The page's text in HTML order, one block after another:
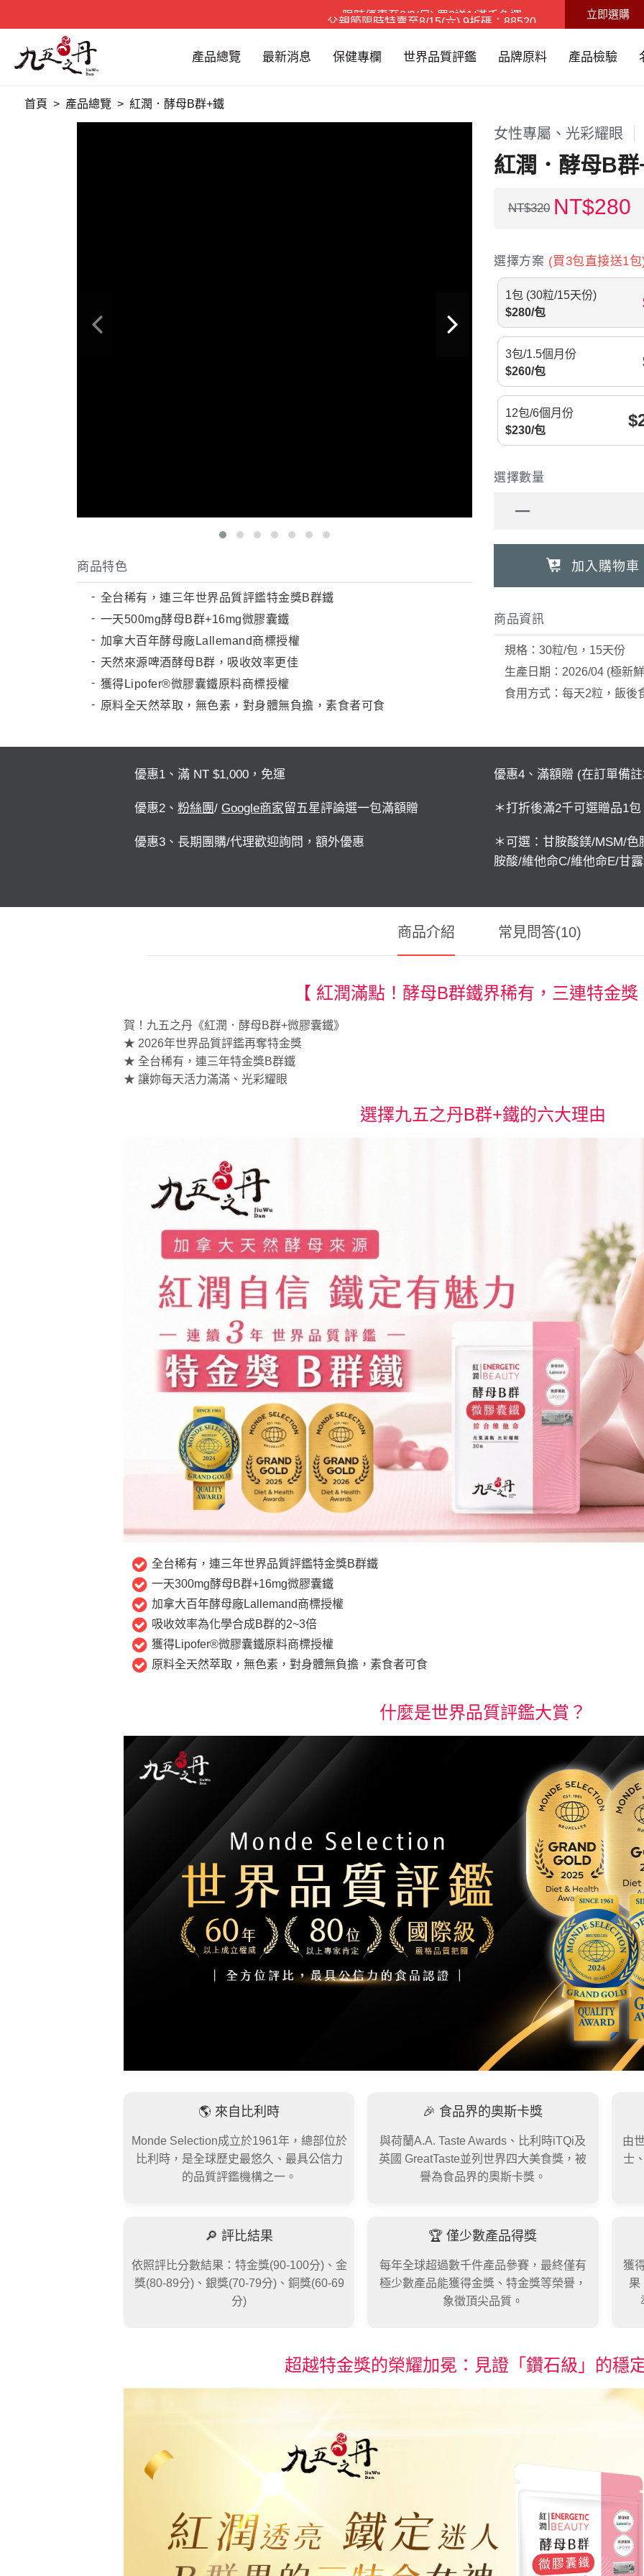
父親節限時特賣至8/15(六) 9折碼：88520
立即選購
產品總覽 最新消息 保健專欄 世界品質評鑑 品牌原料 產品檢驗
首頁 產品總覽 紅潤．酵母B群+鐵
 
商品特色
全台稀有，連三年世界品質評鑑特金獎B群鐵
一天500mg酵母B群+16mg微膠囊鐵
加拿大百年酵母廠Lallemand商標授權
天然來源啤酒酵母B群，吸收效率更佳
獲得Lipofer®微膠囊鐵原料商標授權
原料全天然萃取，無色素，對身體無負擔，素食者可食
女性專屬、光彩耀眼
紅潤．酵母B群
NT$320 NT$280
選擇方案 (買3包直接送1包
1包 (30粒/15天份)
$280/包
3包/1.5個月份
$260/包
12包/6個月份
$230/包
$
選擇數量
加入購物車
商品資訊
規格：30粒/包，15天份
生產日期：2026/04 (極新
食用方式：每天2粒，飯後
優惠1、滿 NT $1,000，免運
優惠2、 粉絲團/ Google商家留五星評論選一包滿額贈
優惠3、長期團購/代理歡迎詢問，額外優惠
優惠4、滿額贈 (在訂單備
＊打折後滿2千可選贈品1
＊可選：甘胺酸鎂/MSM/
胺酸/維他命C/維他命E/甘
商品介紹 常見問答(10)
【 紅潤滿點！酵母B群鐵界稀有，三連特金獎
賀！九五之丹《紅潤．酵母B群+微膠囊鐵》
★ 2026年世界品質評鑑再奪特金獎
★ 全台稀有，連三年特金獎B群鐵
★ 讓妳每天活力滿滿、光彩耀眼
選擇九五之丹B群+鐵的六大理由
全台稀有，連三年世界品質評鑑特金獎B群鐵
一天300mg酵母B群+16mg微膠囊鐵
加拿大百年酵母廠Lallemand商標授權
吸收效率為化學合成B群的2~3倍
獲得Lipofer®微膠囊鐵原料商標授權
原料全天然萃取，無色素，對身體無負擔，素食者可食
什麼是世界品質評鑑大賞？
🌎 來自比利時
Monde Selection成立於1961年，總部位於
比利時，是全球歷史最悠久、最具公信力
的品質評鑑機構之一。
🎉 食品界的奧斯卡獎
與荷蘭A.A. Taste Awards、比利時iTQi及
英國 GreatTaste並列世界四大美食獎，被
譽為食品界的奧斯卡獎。
由
士
🔎 評比結果
依照評比分數結果：特金獎(90-100分)、金
獎(80-89分)、銀獎(70-79分)、銅獎(60-69
分)
🏆 僅少數產品得獎
每年全球超過數千件產品參賽，最終僅有
極少數產品能獲得金獎、特金獎等榮譽，
象徵頂尖品質。
獲
果
超越特金獎的榮耀加冕：見證「鑽石級」的穩